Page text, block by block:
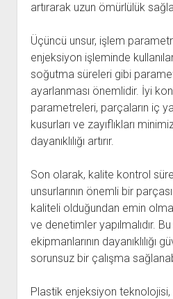
artırarak uzun ömürlülük
Üçüncü unsur, işlem
enjeksiyon işleminde
soğutma süreleri gibi
ayarlanması önemlidir. İyi
parametreleri, parçaların iç
kusurları ve zayıflıkları
dayanıklılığı artırır.
Son olarak, kalite kontrol
unsurlarının önemli bir
kaliteli olduğundan emin
ve denetimler yapılmalıdır.
ekipmanlarının dayanıklılığı
sorunsuz bir çalışma
Plastik enjeksiyon teknolojisi,